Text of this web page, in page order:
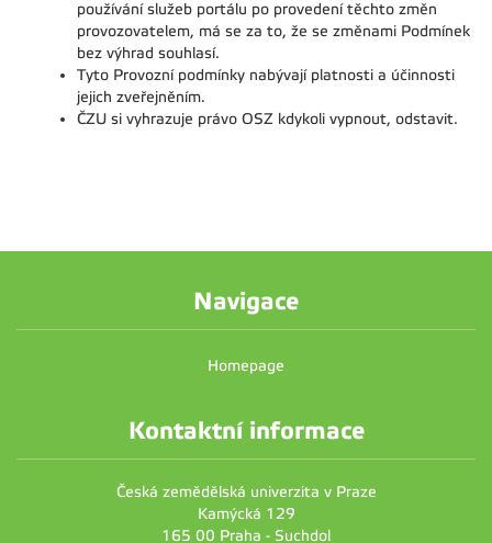
používání služeb portálu po provedení těchto změn
provozovatelem, má se za to, že se změnami Podmínek
bez výhrad souhlasí.
Tyto Provozní podmínky nabývají platnosti a účinnosti
jejich zveřejněním.
ČZU si vyhrazuje právo OSZ kdykoli vypnout, odstavit.
Navigace
Homepage
Kontaktní informace
Česká zemědělská univerzita v Praze
Kamýcká 129
165 00 Praha - Suchdol